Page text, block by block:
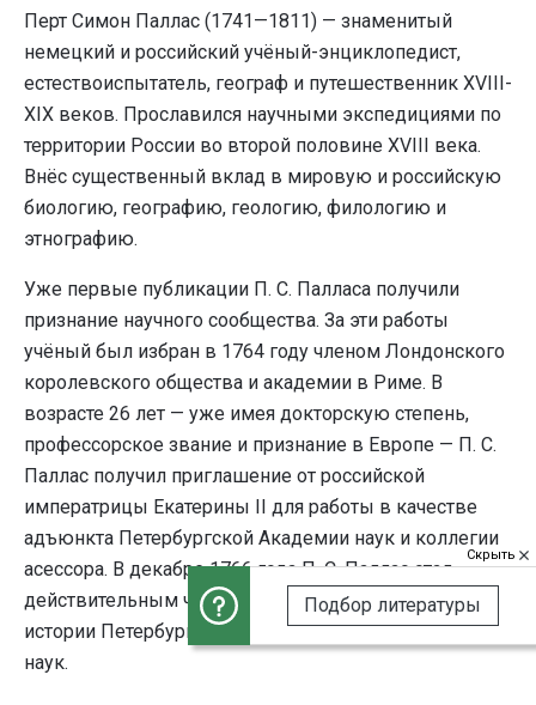
Перт Симон Паллас (1741—1811) — знаменитый
немецкий и российский учёный-энциклопедист,
естествоиспытатель, географ и путешественник XVIII-
XIX веков. Прославился научными экспедициями по
территории России во второй половине XVIII века.
Внёс существенный вклад в мировую и российскую
биологию, географию, геологию, филологию и
этнографию.
Уже первые публикации П. С. Палласа получили
признание научного сообщества. За эти работы
учёный был избран в 1764 году членом Лондонского
королевского общества и академии в Риме. В
возрасте 26 лет — уже имея докторскую степень,
профессорское звание и признание в Европе — П. С.
Паллас получил приглашение от российской
императрицы Екатерины II для работы в качестве
адъюнкта Петербургской Академии наук и коллегии
асессора. В декабре 1766 года П. С. Паллас стал
действительным членом и профессором натуральной
истории Петербургской Императорской Академии
наук.
Скрыть
Подбор литературы